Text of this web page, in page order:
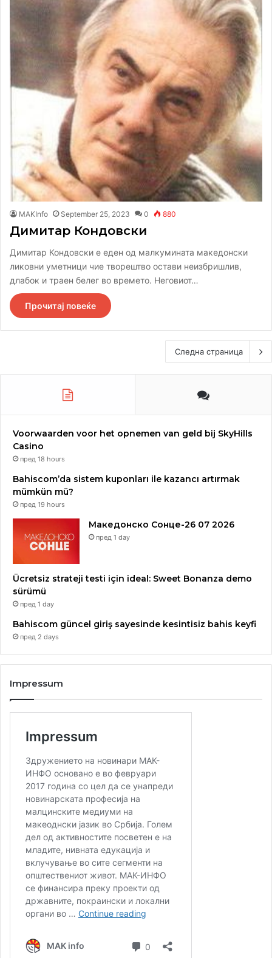
MAKInfo September 25, 2023 0 880
Димитар Кондовски
Димитар Кондовски е еден од малкумината македонски
ликовни уметници чие творештво остави неизбришлив,
длабок и траен белег во времето. Неговиот…
Прочитај повеќе
Следна страница
Voorwaarden voor het opnemen van geld bij SkyHills
Casino
пред 18 hours
Bahiscom’da sistem kuponları ile kazancı artırmak
mümkün mü?
пред 19 hours
Македонско Сонце-26 07 2026
пред 1 day
Ücretsiz strateji testi için ideal: Sweet Bonanza demo
sürümü
пред 1 day
Bahiscom güncel giriş sayesinde kesintisiz bahis keyfi
пред 2 days
Impressum